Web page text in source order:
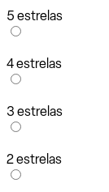
5 estrelas
4 estrelas
3 estrelas
2 estrelas